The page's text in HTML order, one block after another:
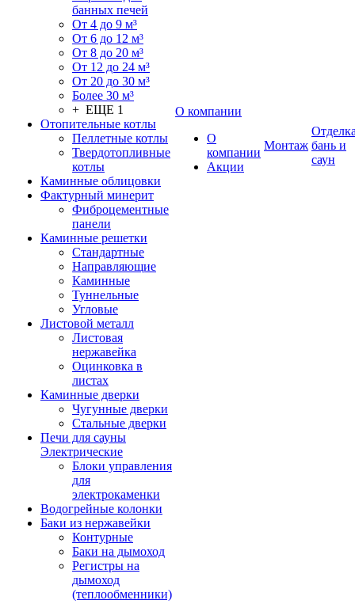
банных печей
От 4 до 9 м³
От 6 до 12 м³
От 8 до 20 м³
От 12 до 24 м³
От 20 до 30 м³
Более 30 м³
+ ЕЩЕ 1
Отопительные котлы
Пеллетные котлы
Твердотопливные
котлы
Каминные облицовки
Фактурный минерит
Фиброцементные
панели
Каминные решетки
Стандартные
Направляющие
Каминные
Туннельные
Угловые
Листовой металл
Листовая
нержавейка
Оцинковка в
листах
Каминные дверки
Чугунные дверки
Стальные дверки
Печи для сауны
Электрические
Блоки управления
для
электрокаменки
Водогрейные колонки
Баки из нержавейки
Контурные
Баки на дымоход
Регистры на
дымоход
(теплообменники)
О компании
О
компании
Акции
Монтаж бань и
саун